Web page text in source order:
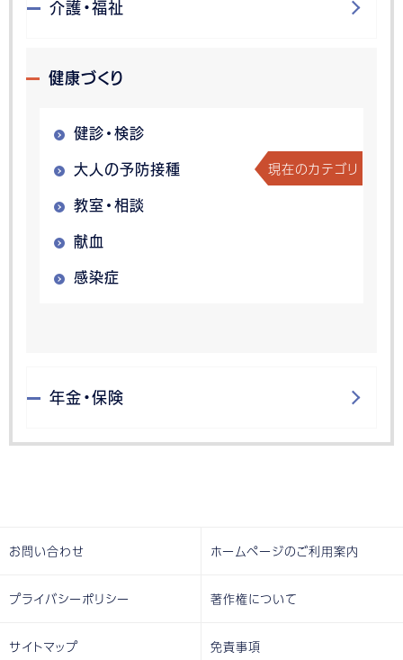
介護・福祉
健康づくり
健診・検診
大人の予防接種 現在のカテゴリ
教室・相談
献血
感染症
年金・保険
お問い合わせ ホームページのご利用案内
プライバシーポリシー 著作権について
サイトマップ 免責事項